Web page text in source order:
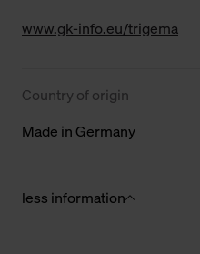
www.gk-info.eu/trigema
Country of origin
Made in Germany
less information